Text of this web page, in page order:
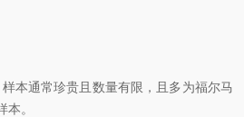
本通常珍贵且数量有限，且多为福尔马
。